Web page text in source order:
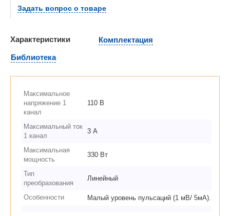
Задать вопрос о товаре
Характеристики
Комплектация
Библиотека
Максимальное
напряжение 1
канал
110 В
Максимальный ток
1 канал
3 А
Максимальная
мощность
330 Вт
Тип
преобразования
Линейный
Особенности Малый уровень пульсаций (1 мВ/ 5мА).